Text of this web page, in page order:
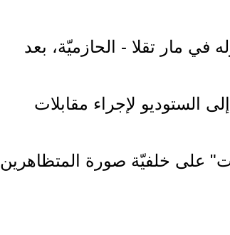
في مار تقلا - الحازميّة، بعد
الستوديو لإجراء مقابلات
على خلفيّة صورة المتظاهرين